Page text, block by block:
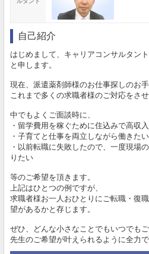
自己紹介
はじめまして、キャリアコンサルタン
と申します。
現在、派遣薬剤師様のお仕事探しのお
これまで多くの求職者様のご対応をさせ
中でもよくご面談時に、
・留学費用を稼ぐために住込みで高収
・子育てと仕事を両立しながら働きたい
・以前転職に失敗したので、一度現場
りたい
等のご希望を頂きます。
上記はひとつの例ですが、
求職者様お一人おひとりにご転職・復
望があるかと存じます。
ぜひ、どんな小さなことでもいつでもご
先生のご希望が叶えられるように全力